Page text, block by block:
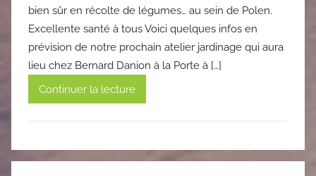
bien sûr en récolte de légumes… au sein de Polen.
Excellente santé à tous Voici quelques infos en
prévision de notre prochain atelier jardinage qui aura
lieu chez Bernard Danion à la Porte à […]
Continuer la lecture